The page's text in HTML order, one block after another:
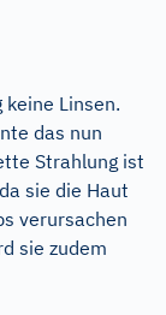
Linsen.
das nun
Strahlung ist
sie die Haut
verursachen
sie zudem